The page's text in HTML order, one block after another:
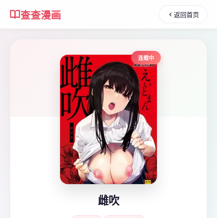
查查漫画 返回首页
连载中
雌吹